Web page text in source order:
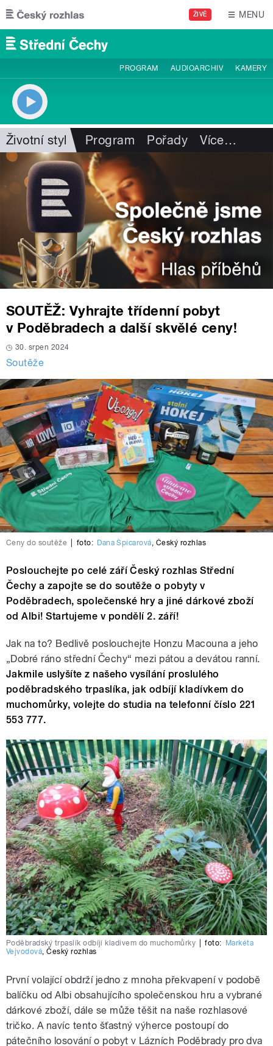
Přejít k hlavnímu obsahu
ŽIVĚ MENU
PROGRAM AUDIOARCHIV KAMERY
Životní styl Program Pořady Více…
SOUTĚŽ: Vyhrajte třídenní pobyt
v Poděbradech a další skvělé ceny!
30. srpen 2024
Soutěže
Ceny do soutěže foto: Dana Špicarová, Český rozhlas
Poslouchejte po celé září Český rozhlas Střední
Čechy a zapojte se do soutěže o pobyty v
Poděbradech, společenské hry a jiné dárkové zboží
od Albi! Startujeme v pondělí 2. září!
Jak na to? Bedlivě poslouchejte Honzu Macouna a jeho
„Dobré ráno střední Čechy“ mezi pátou a devátou ranní.
Jakmile uslyšíte z našeho vysílání proslulého
poděbradského trpaslíka, jak odbíjí kladívkem do
muchomůrky, volejte do studia na telefonní číslo 221
553 777.
Poděbradský trpaslík odbíjí kladivem do muchomůrky foto:
Markéta
Vejvodová,Český rozhlas
První volající obdrží jedno z mnoha překvapení v podobě
balíčku od Albi obsahujícího společenskou hru a vybrané
dárkové zboží, dále se může těšit na naše rozhlasové
tričko. A navíc tento šťastný výherce postoupí do
pátečního losování o pobyt v Lázních Poděbrady pro dva